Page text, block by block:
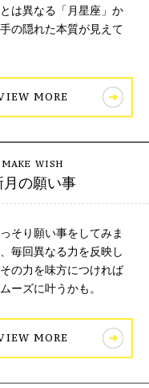
とは異なる「月星座」か
の隠れた本質が見えて
MORE
月の願い事
そり願い事をしてみま
毎回異なる力を反映し
の力を味方につければ
ーズに叶うかも。
MORE